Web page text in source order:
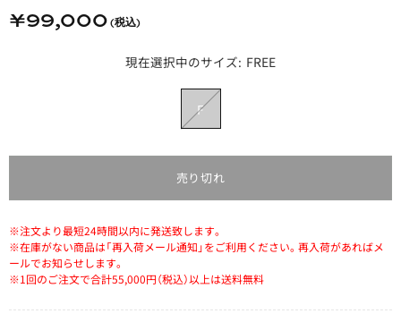
¥99,000
FREE
売り切れ
※注文より最短24時間以内に発送致します。
※在庫がない商品は「再入荷メール通知」をご利用ください。再入荷があればメ
ールでお知らせします。
※1回のご注文で合計55,000円（税込）以上は送料無料